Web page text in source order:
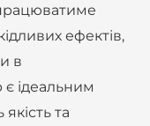
ефектів,
в
є ідеальним
та